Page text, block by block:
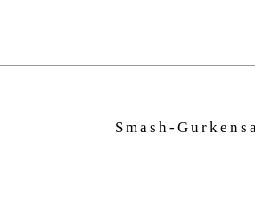
Smash-